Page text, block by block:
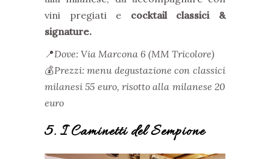
vini pregiati e cocktail classici &
signature.
📍Dove: Via Marcona 6 (MM Tricolore)
💰Prezzi: menu degustazione con classici
milanesi 55 euro, risotto alla milanese 20
euro
5. I Caminetti del Sempione